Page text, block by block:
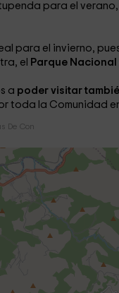
para el
para el invierno,
el
Parque
a poder visitar
toda la Comunidad
De Con